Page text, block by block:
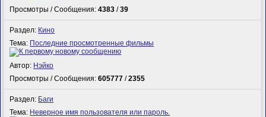
Просмотры / Сообщения:4383 /39
Раздел: Кино
Тема: Последние просмотренные фильмы
Автор: Нэйко
Просмотры / Сообщения:605777 /2355
Раздел: Баги
Тема: Неверное имя пользователя или пароль.